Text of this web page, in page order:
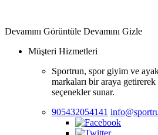
Devamını Görüntüle Devamını Gizle
Müşteri Hizmetleri
Sportrun, spor giyim ve
markaları bir araya
seçenekler sunar.
905432054141